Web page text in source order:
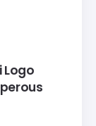
Logo